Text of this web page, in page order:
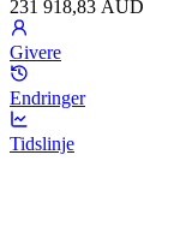
231 918,83 AUD
Givere
Endringer
Tidslinje